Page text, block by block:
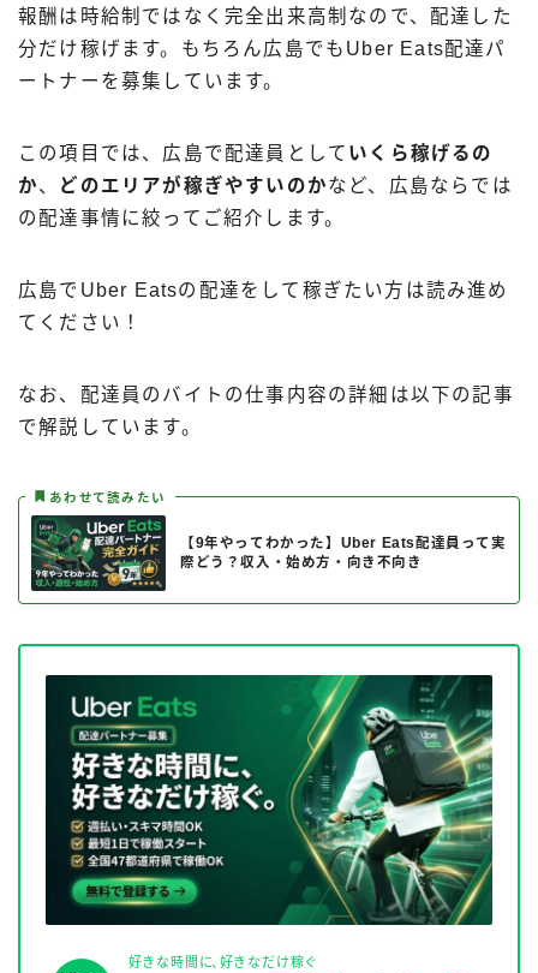
報酬は時給制ではなく完全出来高制なので、配達した
分だけ稼げます。もちろん広島でもUber Eats配達パ
ートナーを募集しています。
この項目では、広島で配達員として いくら稼げるの
か、 どのエリアが稼ぎやすいのかなど、広島ならでは
の配達事情に絞ってご紹介します。
広島でUber Eatsの配達をして稼ぎたい方は読み進め
てください！
なお、配達員のバイトの仕事内容の詳細は以下の記事
で解説しています。
あわせて読みたい
【9年やってわかった】Uber Eats配達員って実
際どう？収入・始め方・向き不向き
好きな時間に、好きなだけ稼ぐ